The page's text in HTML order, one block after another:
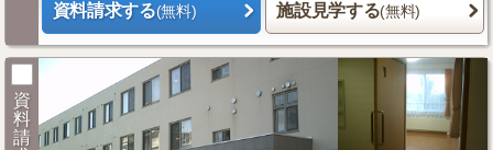
資料請求する(無料) 施設見学する(無料)
資
料
請